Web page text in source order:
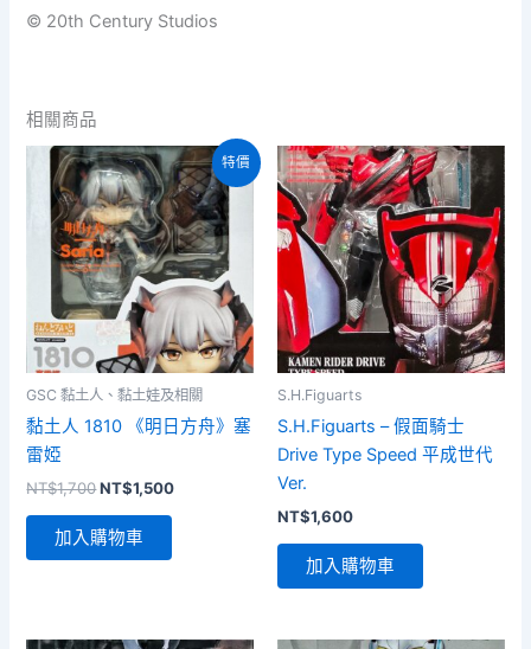
© 20th Century Studios
相關商品
特價
GSC 黏土人、黏土娃及相關
黏土人 1810 《明日方舟》塞
雷婭
NT$1,700原
價
格：
NT$1,500目
加入購物車
S.H.Figuarts
S.H.Figuarts – 假面騎士
Drive Type Speed 平成世代
Ver.
NT$1,600
加入購物車